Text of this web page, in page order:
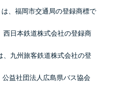
、福岡市交通局の登録商標で
日本鉄道株式会社の登録商
九州旅客鉄道株式会社の登
益社団法人広島県バス協会